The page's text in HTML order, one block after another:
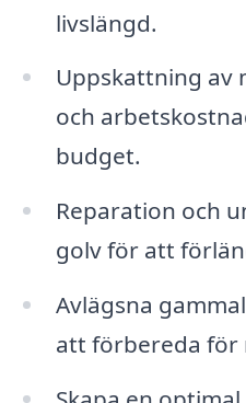
livslängd.
Uppskattning av
och
budget.
Reparation och
golv för att
Avlägsna
att förbereda för